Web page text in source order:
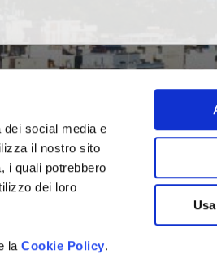
social media e
il nostro sito
i quali potrebbero
dei loro
laCookie Policy.
alla newsletter e ricevere le
eventi imperdibili e
stagione.
dei dati personali così
Privacy Policy